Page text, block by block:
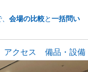
会場の比較と一括問い
アクセス 備品・設備